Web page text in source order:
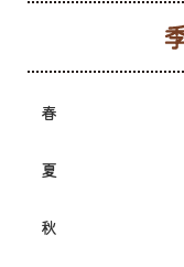
春
夏
秋